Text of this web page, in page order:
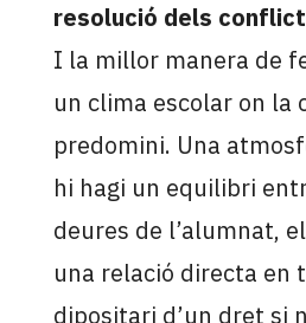
resolució dels
I la millor manera de
un clima escolar on la
predomini. Una
hi hagi un equilibri
deures de l’alumnat,
una relació directa en
dipositari d’un dret si